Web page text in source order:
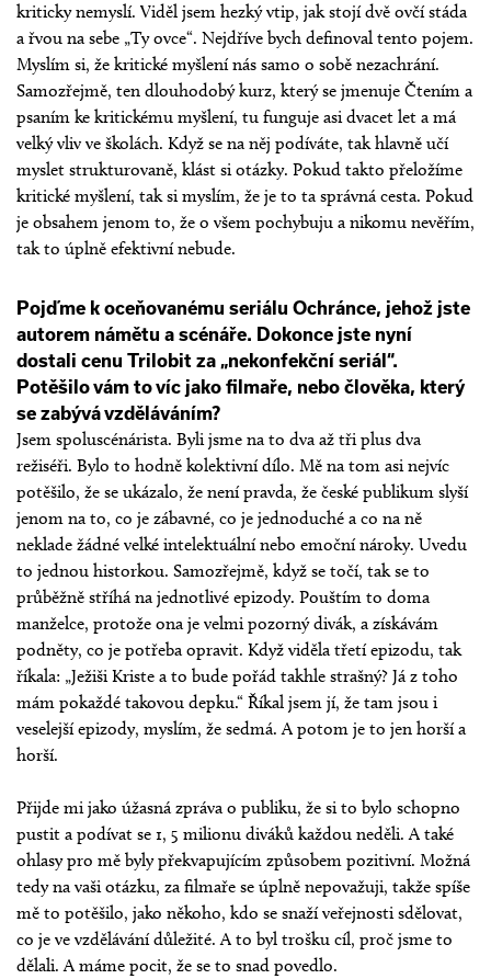
kriticky nemyslí. Viděl jsem hezký vtip, jak stojí dvě ovčí stáda
a řvou na sebe „Ty ovce“. Nejdříve bych definoval tento pojem.
Myslím si, že kritické myšlení nás samo o sobě nezachrání.
Samozřejmě, ten dlouhodobý kurz, který se jmenuje Čtením a
psaním ke kritickému myšlení, tu funguje asi dvacet let a má
velký vliv ve školách. Když se na něj podíváte, tak hlavně učí
myslet strukturovaně, klást si otázky. Pokud takto přeložíme
kritické myšlení, tak si myslím, že je to ta správná cesta. Pokud
je obsahem jenom to, že o všem pochybuju a nikomu nevěřím,
tak to úplně efektivní nebude.
Pojďme k oceňovanému seriálu Ochránce, jehož jste
autorem námětu a scénáře. Dokonce jste nyní
dostali cenu Trilobit za „nekonfekční seriál“.
Potěšilo vám to víc jako filmaře, nebo člověka, který
se zabývá vzděláváním?
Jsem spoluscénárista. Byli jsme na to dva až tři plus dva
režiséři. Bylo to hodně kolektivní dílo. Mě na tom asi nejvíc
potěšilo, že se ukázalo, že není pravda, že české publikum slyší
jenom na to, co je zábavné, co je jednoduché a co na ně
neklade žádné velké intelektuální nebo emoční nároky. Uvedu
to jednou historkou. Samozřejmě, když se točí, tak se to
průběžně stříhá na jednotlivé epizody. Pouštím to doma
manželce, protože ona je velmi pozorný divák, a získávám
podněty, co je potřeba opravit. Když viděla třetí epizodu, tak
říkala: „Ježiši Kriste a to bude pořád takhle strašný? Já z toho
mám pokaždé takovou depku.“ Říkal jsem jí, že tam jsou i
veselejší epizody, myslím, že sedmá. A potom je to jen horší a
horší.
Přijde mi jako úžasná zpráva o publiku, že si to bylo schopno
pustit a podívat se 1, 5 milionu diváků každou neděli. A také
ohlasy pro mě byly překvapujícím způsobem pozitivní. Možná
tedy na vaši otázku, za filmaře se úplně nepovažuji, takže spíše
mě to potěšilo, jako někoho, kdo se snaží veřejnosti sdělovat,
co je ve vzdělávání důležité. A to byl trošku cíl, proč jsme to
dělali. A máme pocit, že se to snad povedlo.